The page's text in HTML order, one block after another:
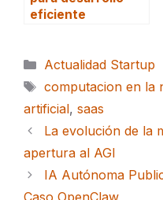
eficiente
Categorías
Actualidad Startup
Etiquetas
computacion en la
artificial, saas
La evolución de la
apertura al AGI
IA Autónoma